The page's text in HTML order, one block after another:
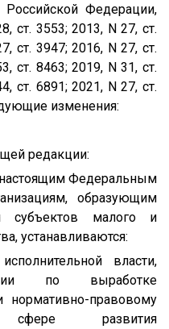
Российской Федерации,
ст. 3553; 2013, N 27, ст.
ст. 3947; 2016, N 27, ст.
ст. 8463; 2019, N 31, ст.
ст. 6891; 2021, N 27, ст.
изменения:
редакции:
настоящим Федеральным
образующим
субъектов малого и
устанавливаются:
власти,
по выработке
нормативно-правовому
развития